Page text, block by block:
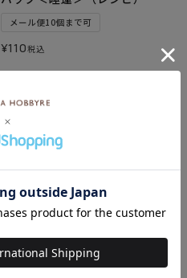
メール便10個まで可
¥110税込